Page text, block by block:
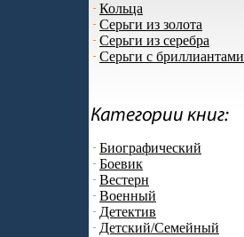
Кольца
Серьги из золота
Серьги из серебра
Серьги с бриллиантами
Биографический
Боевик
Вестерн
Военный
Детектив
Детский/Семейный